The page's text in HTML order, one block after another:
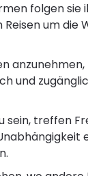
folgen sie
um die
und
sein, treffen